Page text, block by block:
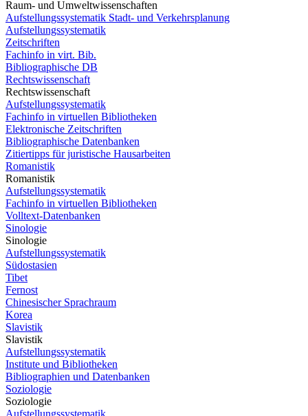
Raum- und Umweltwissenschaften
Aufstellungssystematik Stadt- und Verkehrsplanung
Aufstellungssystematik
Zeitschriften
Fachinfo in virt. Bib.
Bibliographische DB
Rechtswissenschaft
Rechtswissenschaft
Aufstellungssystematik
Fachinfo in virtuellen Bibliotheken
Elektronische Zeitschriften
Bibliographische Datenbanken
Zitiertipps für juristische Hausarbeiten
Romanistik
Romanistik
Aufstellungssystematik
Fachinfo in virtuellen Bibliotheken
Volltext-Datenbanken
Sinologie
Sinologie
Aufstellungssystematik
Südostasien
Tibet
Fernost
Chinesischer Sprachraum
Korea
Slavistik
Slavistik
Aufstellungssystematik
Institute und Bibliotheken
Bibliographien und Datenbanken
Soziologie
Soziologie
Aufstellungssystematik